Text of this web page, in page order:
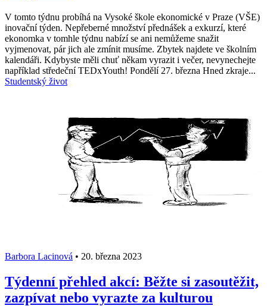
V tomto týdnu probíhá na Vysoké škole ekonomické v Praze (VŠE)
inovační týden. Nepřeberné množství přednášek a exkurzí, které
ekonomka v tomhle týdnu nabízí se ani nemůžeme snažit
vyjmenovat, pár jich ale zmínit musíme. Zbytek najdete ve školním
kalendáři. Kdybyste měli chuť někam vyrazit i večer, nevynechejte
například středeční TEDxYouth! Pondělí 27. března Hned zkraje...
Studentský život
Barbora Lacinová • 20. března 2023
Týdenní přehled akcí: Běžte si zasoutěžit,
zazpívat nebo vyrazte za kulturou